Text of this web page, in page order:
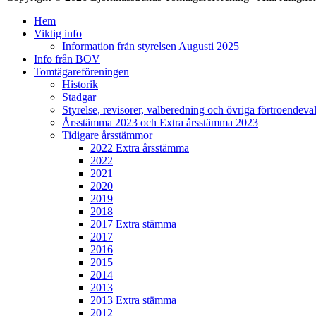
Hem
Viktig info
Information från styrelsen Augusti 2025
Info från BOV
Tomtägareföreningen
Historik
Stadgar
Styrelse, revisorer, valberedning och övriga
Årsstämma 2023 och Extra årsstämma 2023
Tidigare årsstämmor
2022 Extra årsstämma
2022
2021
2020
2019
2018
2017 Extra stämma
2017
2016
2015
2014
2013
2013 Extra stämma
2012